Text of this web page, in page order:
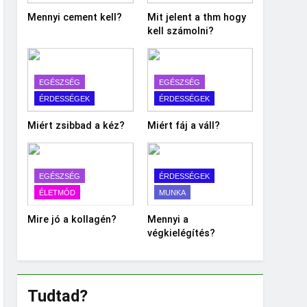
Mennyi cement kell?
Mit jelent a thm hogy
kell számolni?
EGÉSZSÉG
ÉRDESSÉGEK
Miért zsibbad a kéz?
EGÉSZSÉG
ÉRDESSÉGEK
Miért fáj a váll?
EGÉSZSÉG
ÉLETMÓD
Mire jó a kollagén?
ÉRDESSÉGEK
MUNKA
Mennyi a
végkielégítés?
Tudtad?